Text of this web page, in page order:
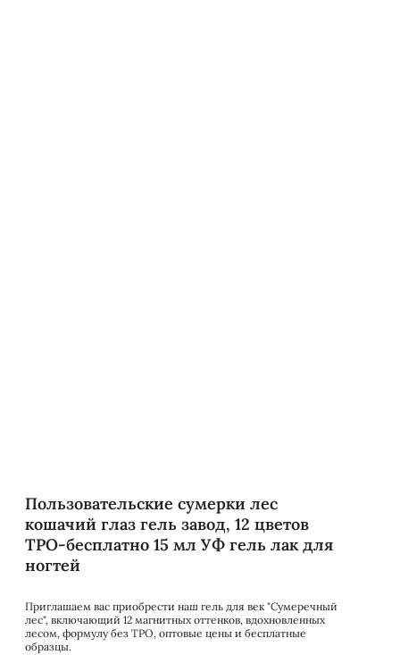
Пользовательские сумерки лес
кошачий глаз гель завод, 12 цветов
TPO-бесплатно 15 мл УФ гель лак для
ногтей
Приглашаем вас приобрести наш гель для век "Сумеречный
лес", включающий 12 магнитных оттенков, вдохновленных
лесом, формулу без TPO, оптовые цены и бесплатные
образцы.